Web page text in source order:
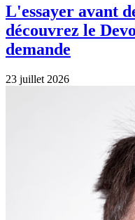
L'essayer avant
découvrez le
demande
23 juillet 2026